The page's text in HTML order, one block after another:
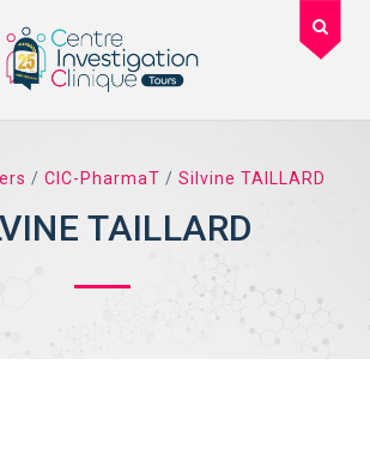
/ CIC-PharmaT / Silvine TAILLARD
TAILLARD